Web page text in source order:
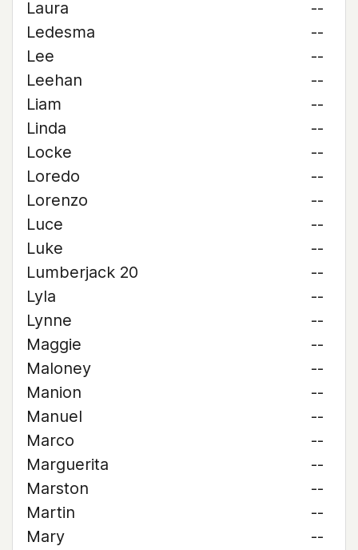
Laura
--
Ledesma
--
Lee
--
Leehan
--
Liam
--
Linda
--
Locke
--
Loredo
--
Lorenzo
--
Luce
--
Luke
--
Lumberjack 20
--
Lyla
--
Lynne
--
Maggie
--
Maloney
--
Manion
--
Manuel
--
Marco
--
Marguerita
--
Marston
--
Martin
--
Mary
--